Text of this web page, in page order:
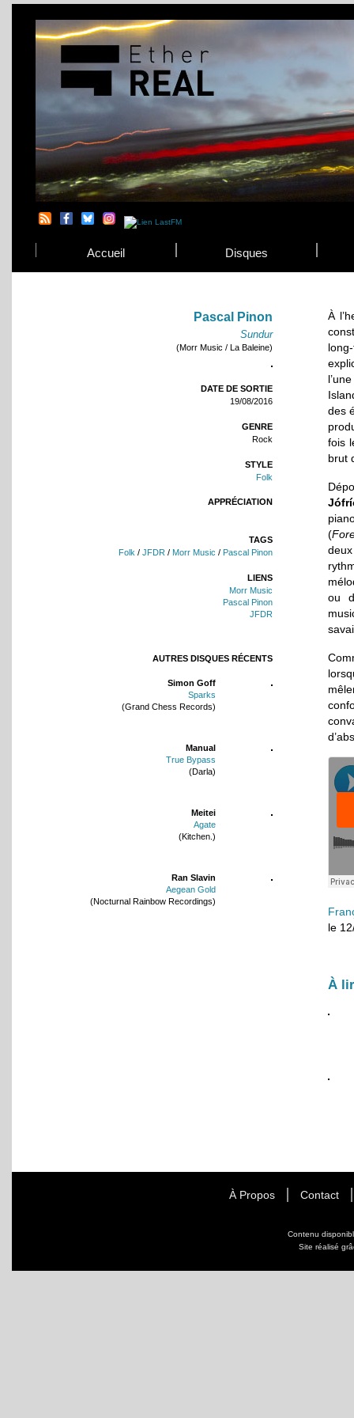
Accueil Disques
Pascal Pinon
Sundur
(Morr Music / La Baleine)
DATE DE SORTIE
19/08/2016
GENRE
Rock
STYLE
Folk
APPRÉCIATION
TAGS
Folk / JFDR / Morr Music / Pascal Pinon
LIENS
Morr Music
Pascal Pinon
JFDR
AUTRES DISQUES RÉCENTS
Simon Goff
Sparks
(Grand Chess Records)
Manual
True Bypass
(Darla)
Meitei
Agate
(Kitchen.)
Ran Slavin
Aegean Gold
(Nocturnal Rainbow Recordings)
À
des
fois
brut
(
ou
le
À
À Propos Contact
Contenu
Site réalisé